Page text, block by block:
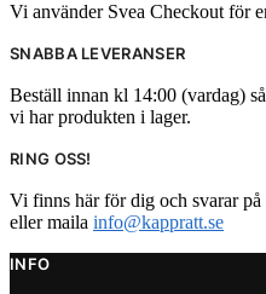
Vi använder Svea Checkout för
SNABBA LEVERANSER
Beställ innan kl 14:00 (vardag)
vi har produkten i lager.
RING OSS!
Vi finns här för dig och svarar
eller maila info@kappratt.se
INFO